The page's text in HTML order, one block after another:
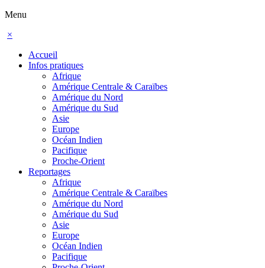
Menu
×
Accueil
Infos pratiques
Afrique
Amérique Centrale & Caraïbes
Amérique du Nord
Amérique du Sud
Asie
Europe
Océan Indien
Pacifique
Proche-Orient
Reportages
Afrique
Amérique Centrale & Caraïbes
Amérique du Nord
Amérique du Sud
Asie
Europe
Océan Indien
Pacifique